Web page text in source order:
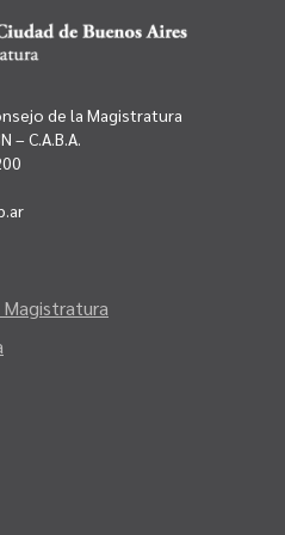
de la Magistratura
– C.A.B.A.